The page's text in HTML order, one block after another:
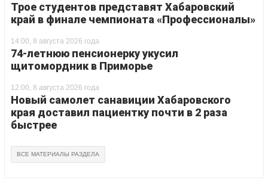
Трое студентов представят Хабаровский
край в финале чемпионата «Профессионалы»
14:00, 8 августа 2026 года
74-летнюю пенсионерку укусил
щитомордник в Приморье
12:00, 8 августа 2026 года
Новый самолет санавиции Хабаровского
края доставил пациентку почти в 2 раза
быстрее
ВСЕ МАТЕРИАЛЫ РАЗДЕЛА